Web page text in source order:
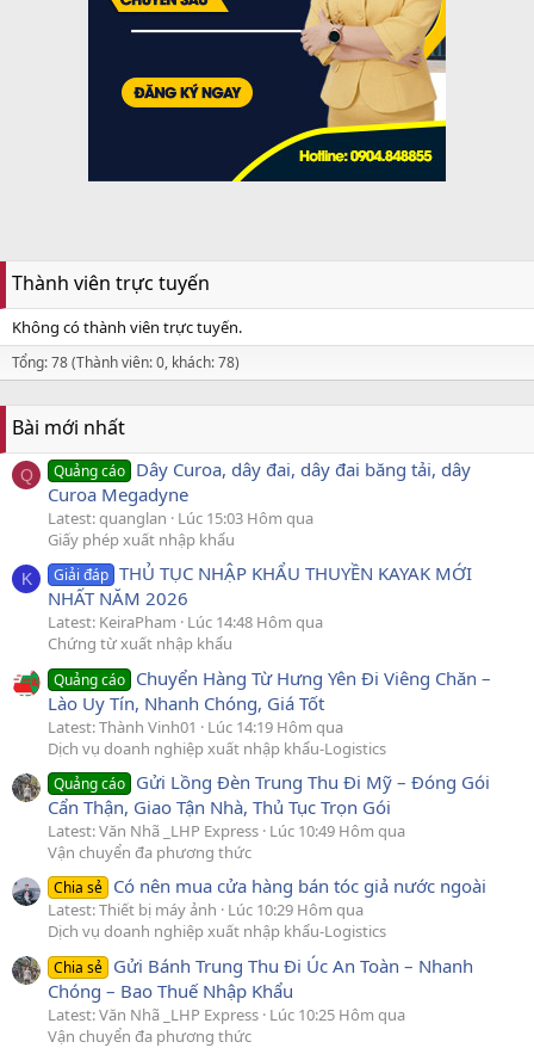
Thành viên trực tuyến
Không có thành viên trực tuyến.
Tổng: 78 (Thành viên: 0, khách: 78)
Bài mới nhất
Q Quảng cáo Dây Curoa, dây đai, dây đai băng tải, dây
Curoa Megadyne
Latest: quanglan
Lúc 15:03 Hôm qua
Giấy phép xuất nhập khẩu
K Giải đáp THỦ TỤC NHẬP KHẨU THUYỀN KAYAK MỚI
NHẤT NĂM 2026
Latest: KeiraPham
Lúc 14:48 Hôm qua
Chứng từ xuất nhập khẩu
Quảng cáo Chuyển Hàng Từ Hưng Yên Đi Viêng Chăn –
Lào Uy Tín, Nhanh Chóng, Giá Tốt
Latest: Thành Vinh01
Lúc 14:19 Hôm qua
Dịch vụ doanh nghiệp xuất nhập khẩu-Logistics
Quảng cáo Gửi Lồng Đèn Trung Thu Đi Mỹ – Đóng Gói
Cẩn Thận, Giao Tận Nhà, Thủ Tục Trọn Gói
Latest: Văn Nhã _LHP Express Lúc 10:49 Hôm qua
Vận chuyển đa phương thức
Chia sẻ Có nên mua cửa hàng bán tóc giả nước ngoài
Latest: Thiết bị máy ảnh
Lúc 10:29 Hôm qua
Dịch vụ doanh nghiệp xuất nhập khẩu-Logistics
Chia sẻ Gửi Bánh Trung Thu Đi Úc An Toàn – Nhanh
Chóng – Bao Thuế Nhập Khẩu
Latest: Văn Nhã _LHP Express Lúc 10:25 Hôm qua
Vận chuyển đa phương thức